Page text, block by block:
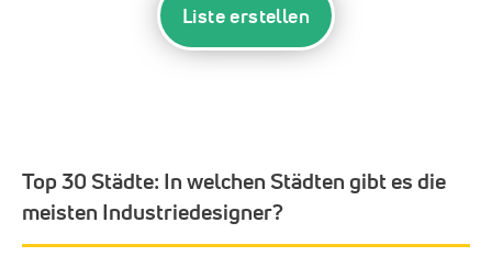
Liste erstellen
Top 30 Städte: In welchen Städten gibt es die
meisten Industriedesigner?